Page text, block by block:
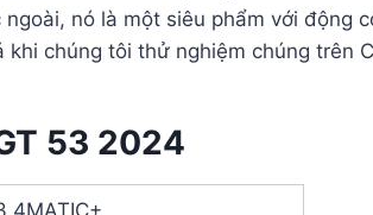
nó là một siêu phẩm với động
chúng tôi thử nghiệm chúng trên
53 2024
4MATIC+